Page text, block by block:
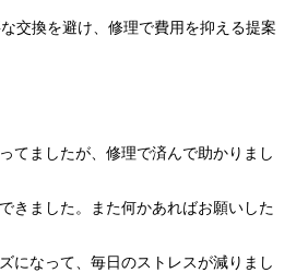
交換を避け、修理で費用を抑える提案
てましたが、修理で済んで助かりまし
きました。また何かあればお願いした
になって、毎日のストレスが減りまし